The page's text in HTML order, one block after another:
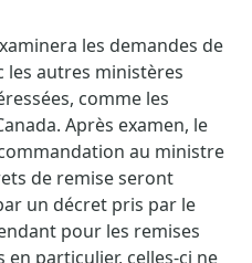
les demandes de
les autres ministères
comme les
Après examen, le
au ministre
de remise seront
un décret pris par le
pour les remises
particulier, celles-ci ne